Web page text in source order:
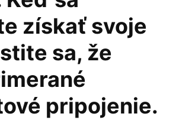
získať svoje
sa, že
pripojenie.